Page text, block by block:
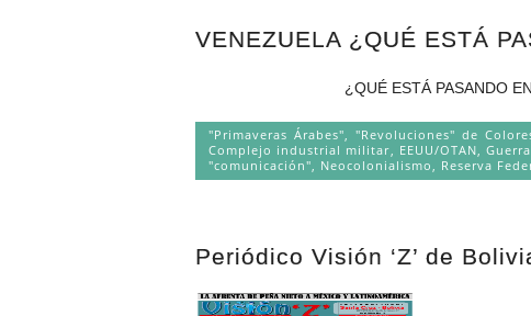
VENEZUELA ¿QUÉ ESTÁ
¿QUÉ ESTÁ PASANDO EN
"Primaveras Árabes", "Revoluciones" de
Complejo industrial militar, EEUU/OTAN,
"comunicación", Neocolonialismo, Reserva
Periódico Visión ‘Z’ de